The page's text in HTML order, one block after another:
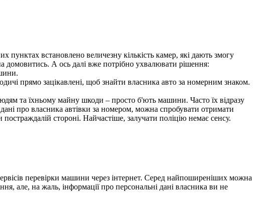
пунктах встановлено величезну кількість камер, які дають змогу
домовитись. А ось далі вже потрібно ухвалювати рішення:
прямо зацікавлені, щоб знайти власника авто за номерним знаком.
та їхньому майну шкоди – просто б'ють машини. Часто їх відразу
про власника автівки за номером, можна спробувати отримати
стороні. Найчастіше, залучати поліцію немає сенсу.
перевірки машини через інтернет. Серед найпоширеніших можна
але, на жаль, інформації про персональні дані власника ви не